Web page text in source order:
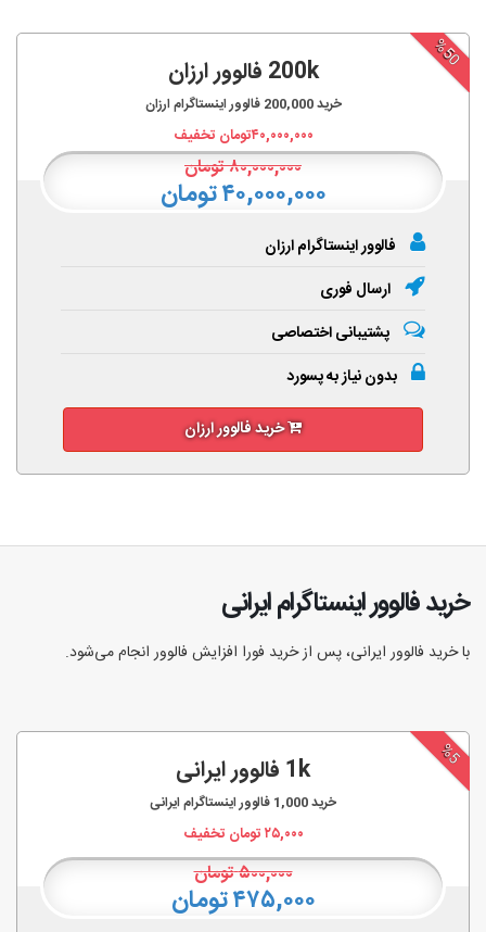
%50
200k فالوور ارزان
خرید200,000 فالوور اینستاگرام ارزان
۴۰,۰۰۰,۰۰۰تومان تخفیف
۸۰,۰۰۰,۰۰۰تومان
۴۰,۰۰۰,۰۰۰ تومان
فالوور اینستاگرام ارزان
ارسال فوری
پشتیبانی اختصاصی
بدون نیاز به پسورد
خرید فالوور ارزان
خرید فالوور اینستاگرام ایرانی
با خرید فالوور ایرانی، پس از خرید فورا افزایش فالوور انجام‌ می‌شود.
%5 1k فالوور ایرانی
خرید1,000 فالوور اینستاگرام ایرانی
۲۵,۰۰۰تومان تخفیف
۵۰۰,۰۰۰تومان
۴۷۵,۰۰۰ تومان